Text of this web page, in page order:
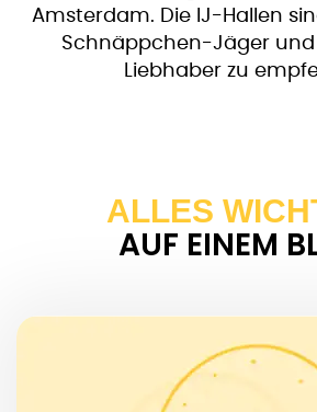
Amsterdam. Die IJ-Hallen
Schnäppchen-Jäger
Liebhaber zu
ALLES
AUF EINEM
WANN